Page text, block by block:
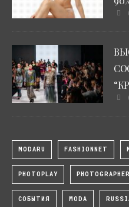
MODARU FASHIONNET
PHOTOPLAY PHOTOGRAPHER
СОБЫТИЯ MODA